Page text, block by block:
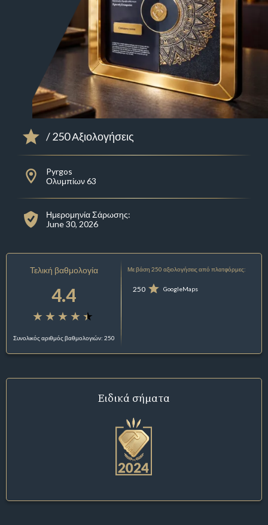
/ 250 Αξιολογήσεις
Pyrgos
Ολυμπίων 63
Ημερομηνία Σάρωσης:
June 30, 2026
Τελική βαθμολογία
4.4
Συνολικός αριθμός βαθμολογιών: 250
Με βάση 250 αξιολογήσεις από πλατφόρμες:
250 GoogleMaps
Ειδικά σήματα